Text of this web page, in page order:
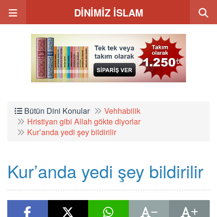
DİNİMİZ İSLAM
Bütün Dini Konular
Vehhabilik
Hristiyan gibi Allah gökte diyorlar
Kur’anda yedi şey bildirilir
Kur’anda yedi şey bildirilir